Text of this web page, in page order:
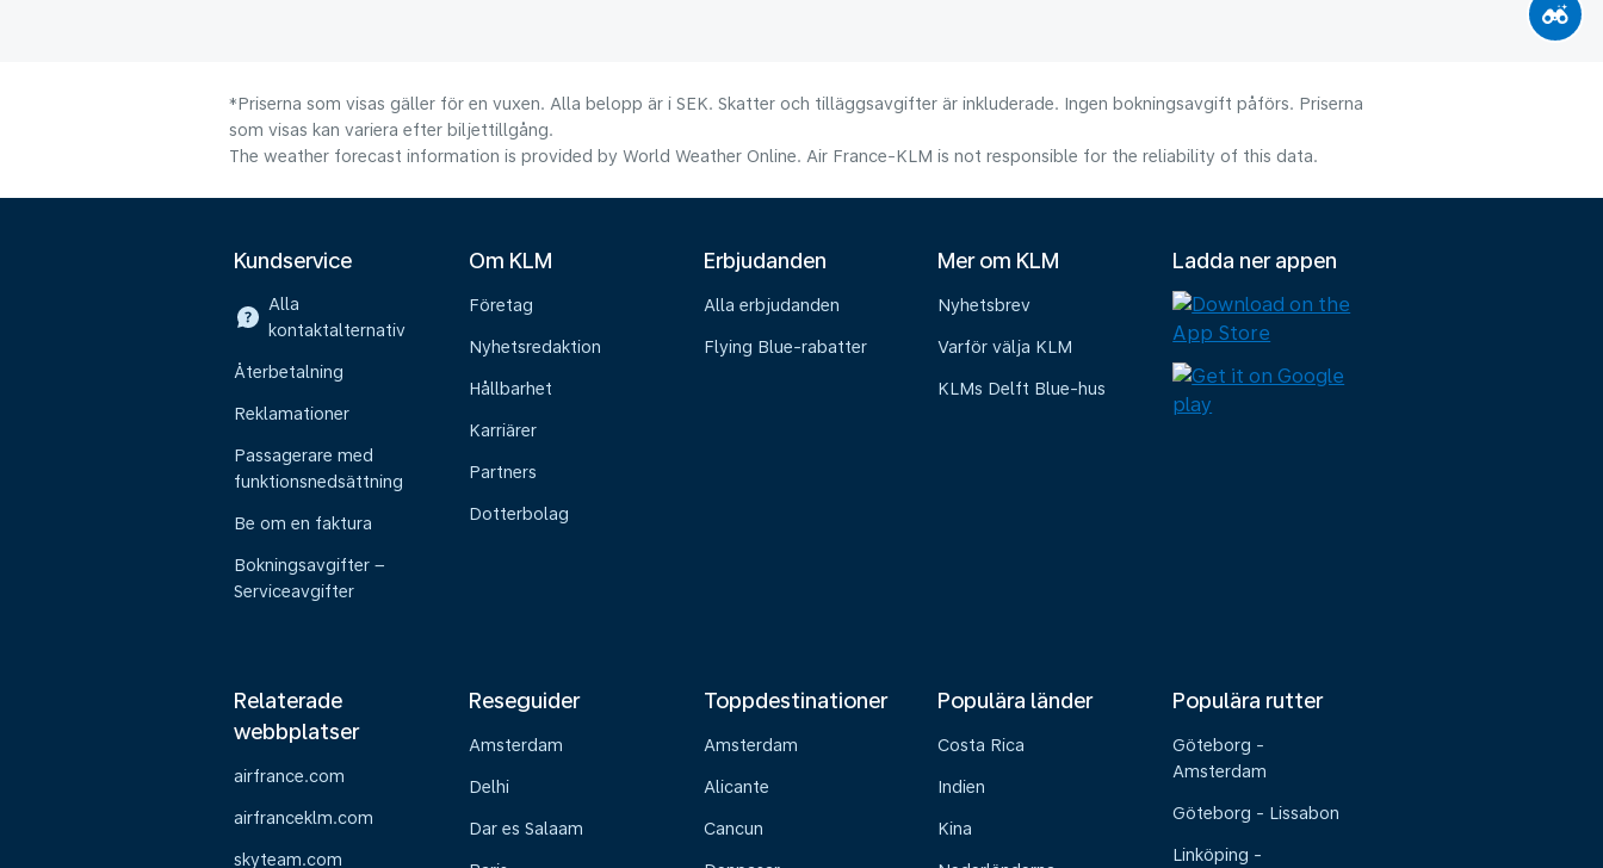
*Priserna som visas gäller för en vuxen. Alla belopp är i SEK. Skatter och tilläggsavgifter är inkluderade. Ingen bokningsavgift påförs. Priserna
som visas kan variera efter biljettillgång.
The weather forecast information is provided by World Weather Online. Air France-KLM is not responsible for the reliability of this data.
Kundservice
Alla
kontaktalternativ
Återbetalning
Reklamationer
Passagerare med
funktionsnedsättning
Be om en faktura
Bokningsavgifter –
Serviceavgifter
Om KLM
Företag
Nyhetsredaktion
Hållbarhet
Karriärer
Partners
Dotterbolag
Erbjudanden
Alla erbjudanden
Flying Blue-rabatter
Mer om KLM
Nyhetsbrev
Varför välja KLM
KLMs Delft Blue-hus
Ladda ner appen
Relaterade
webbplatser
airfrance.com
airfranceklm.com
skyteam.com
Reseguider
Amsterdam
Delhi
Dar es Salaam
Toppdestinationer
Amsterdam
Alicante
Cancun
Populära länder
Costa Rica
Indien
Kina
Populära rutter
Göteborg -
Amsterdam
Göteborg - Lissabon
Linköping -